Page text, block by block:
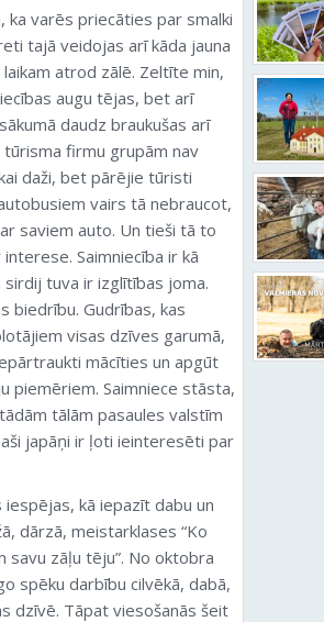
ka varēs priecāties par smalki
tajā veidojas arī kāda jauna
atrod zālē. Zeltīte min,
augu tējas, bet arī
daudz braukušas arī
firmu grupām nav
daži, bet pārējie tūristi
vairs tā nebraucot,
saviem auto. Un tieši tā to
Saimniecība ir kā
tuva ir izglītības joma.
biedrību. Gudrības, kas
visas dzīves garumā,
mācīties un apgūt
piemēriem. Saimniece stāsta,
tālām pasaules valstīm
japāņi ir ļoti ieinteresēti par
kā iepazīt dabu un
dārzā, meistarklases “Ko
savu zāļu tēju”. No oktobra
spēku darbību cilvēkā, dabā,
dzīvē. Tāpat viesošanās šeit